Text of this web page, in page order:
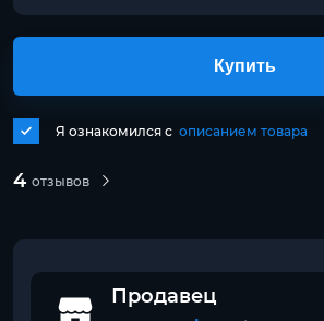
4 отзывов
Я ознакомился с описанием товара
Купить
Продавец